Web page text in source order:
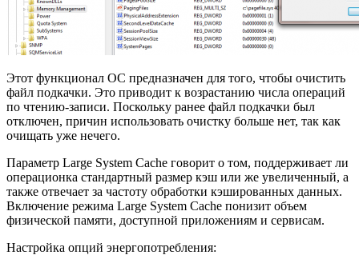
Этот функционал ОС предназначен для того, чтобы очистить
файл подкачки. Это приводит к возрастанию числа операций
по чтению-записи. Поскольку ранее файл подкачки был
отключен, причин использовать очистку больше нет, так как
очищать уже нечего.
Параметр Large System Cache говорит о том, поддерживает ли
операционка стандартный размер кэш или же увеличенный, а
также отвечает за частоту обработки кэшированных данных.
Включение режима Large System Cache понизит объем
физической памяти, доступной приложениям и сервисам.
Настройка опций энергопотребления: